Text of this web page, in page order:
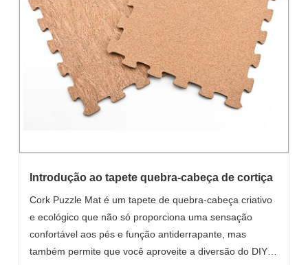
Introdução ao tapete quebra-cabeça de cortiça
Cork Puzzle Mat é um tapete de quebra-cabeça criativo
e ecológico que não só proporciona uma sensação
confortável aos pés e função antiderrapante, mas
também permite que você aproveite a diversão do DIY